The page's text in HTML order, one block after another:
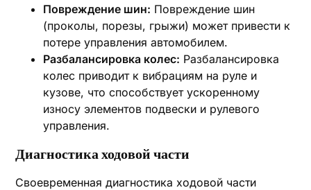
Повреждение шин: Повреждение шин
(проколы, порезы, грыжи) может привести к
потере управления автомобилем.
Разбалансировка колес: Разбалансировка
колес приводит к вибрациям на руле и
кузове, что способствует ускоренному
износу элементов подвески и рулевого
управления.
Диагностика ходовой части
Своевременная диагностика ходовой части